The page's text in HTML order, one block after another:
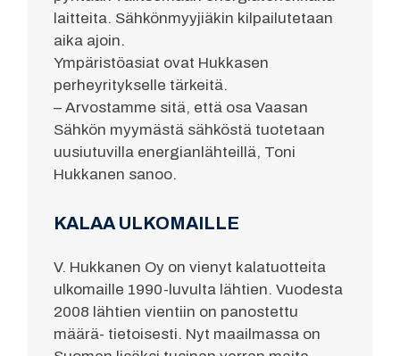
laitteita. Sähkönmyyjiäkin kilpailutetaan
aika ajoin.
Ympäristöasiat ovat Hukkasen
perheyritykselle tärkeitä.
– Arvostamme sitä, että osa Vaasan
Sähkön myymästä sähköstä tuotetaan
uusiutuvilla energianlähteillä, Toni
Hukkanen sanoo.
KALAA ULKOMAILLE
V. Hukkanen Oy on vienyt kalatuotteita
ulkomaille 1990-luvulta lähtien. Vuodesta
2008 lähtien vientiin on panostettu
määrä- tietoisesti. Nyt maailmassa on